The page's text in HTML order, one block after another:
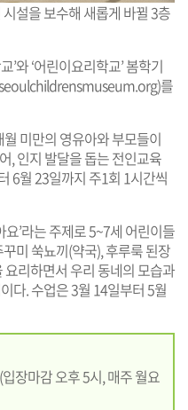
설을 보수해 새롭게 바뀔 3층
’와 ‘어린이요리학교’ 봄학기
)를
미만의 영유아와 부모들이
, 인지 발달을 돕는 전인교육
6월 23일까지 주1회 1시간씩
요’라는 주제로 5~7세 어린이들
미 쑥뇨끼(약국), 후루룩 된장
리하면서 우리 동네의 모습과
다. 수업은 3월 14일부터 5월
장마감 오후 5시, 매주 월요